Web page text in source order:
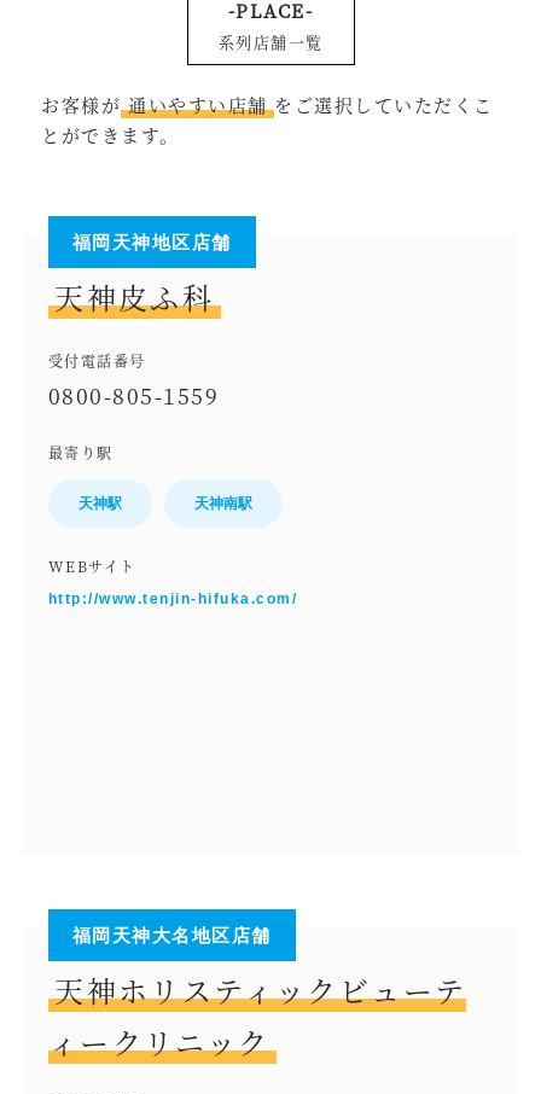
-PLACE-
系列店舗一覧
お客様が 通いやすい店舗 をご選択していただくこ
とができます。
福岡天神地区店舗
天神皮ふ科
受付電話番号
0800-805-1559
最寄り駅
天神駅 天神南駅
WEBサイト
http://www.tenjin-hifuka.com/
福岡天神大名地区店舗
天神ホリスティックビューテ
ィークリニック